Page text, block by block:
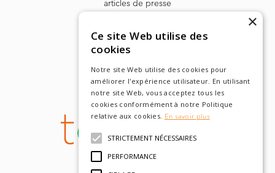
articles de presse
Dr. Harry Markowitz
×
Ce site Web utilise des
cookies
Notre site Web utilise des cookies pour
améliorer l'expérience utilisateur. En utilisant
notre site Web, vous acceptez tous les
cookies conformément à notre Politique
relative aux cookies. En savoir plus
STRICTEMENT NÉCESSAIRES
PERFORMANCE